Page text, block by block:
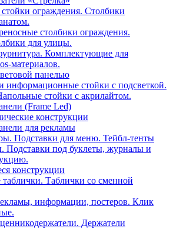
ограждения. Столбики
столбики ограждения.
для улицы.
Комплектующие для
материалов.
панелью
информационные стойки с подсветкой.
стойки с акрилайтом.
(Frame Led)
конструкции
для рекламы
Подставки для меню. Тейбл-тенты
Подставки под буклеты, журналы и
конструкции
Таблички со сменной
информации, постеров. Клик
Держатели